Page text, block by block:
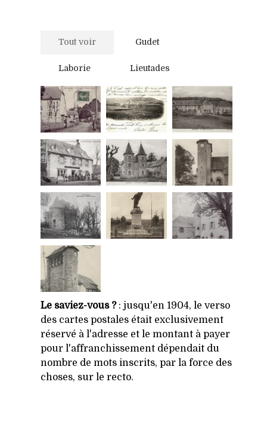
Tout voir Gudet
Laborie Lieutades
Le saviez-vous ?: jusqu'en 1904, le verso
des cartes postales était exclusivement
réservé à l'adresse et le montant à payer
pour l'affranchissement dépendait du
nombre de mots inscrits, par la force des
choses, sur le recto.